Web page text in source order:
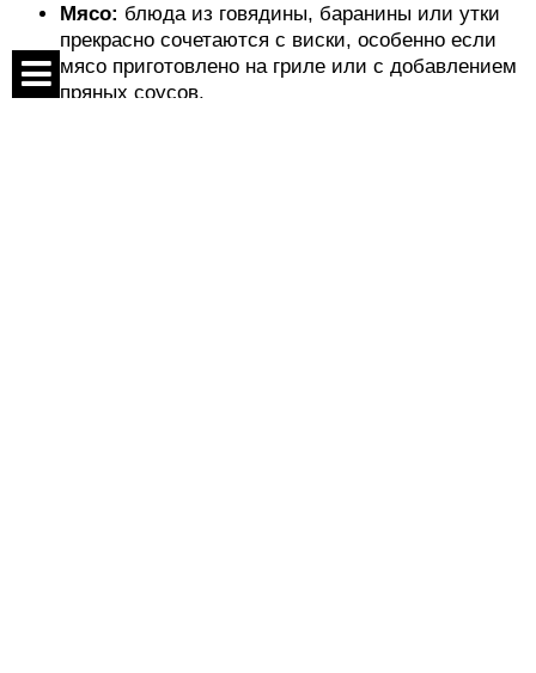
Мясо: блюда из говядины, баранины или утки
прекрасно сочетаются с виски, особенно если
мясо приготовлено на гриле или с добавлением
пряных соусов.